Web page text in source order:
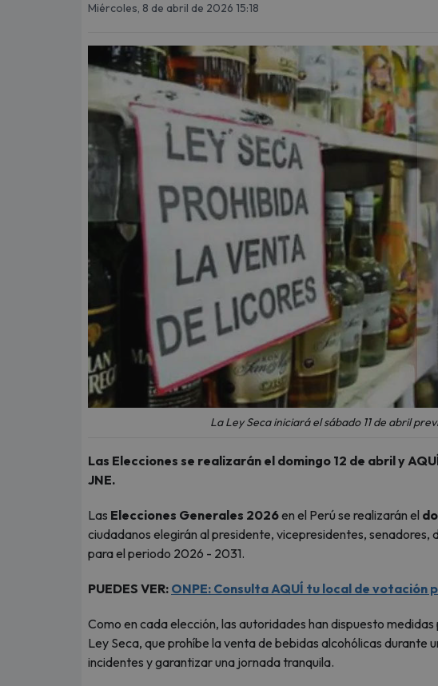
Miércoles, 8 de abril de 2026 15:18
La Ley Seca iniciará el sábado 11 de abril
Las Elecciones se realizarán el domingo 12 de abril y
JNE.
Las Elecciones Generales 2026en el Perú se realizarán el
ciudadanos elegirán al presidente, vicepresidentes,
para el periodo 2026 - 2031.
PUEDES VER: ONPE: Consulta AQUÍ tu local de votación
Como en cada elección, las autoridades han dispuesto
Ley Seca, que prohíbe la venta de bebidas alcohólicas
incidentes y garantizar una jornada tranquila.